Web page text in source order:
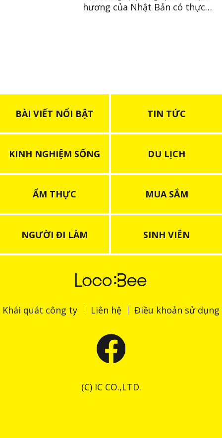
hương của Nhật Bản có thực
BÀI VIẾT NỔI BẬT TIN TỨC
KINH NGHIỆM SỐNG DU LỊCH
ẨM THỰC MUA SẮM
NGƯỜI ĐI LÀM SINH VIÊN
Khái quát công ty Liên hệ Điều khoản sử dụng
(C) IC CO.,LTD.